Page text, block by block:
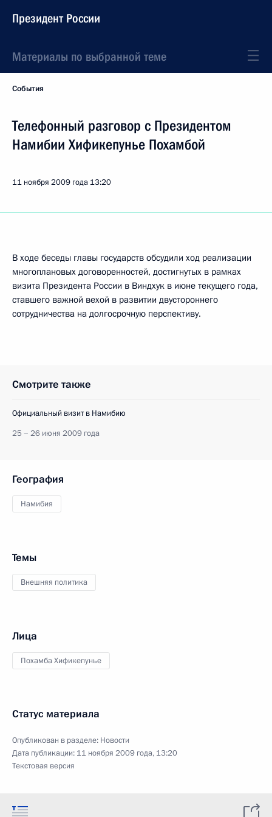
Президент России
Материалы по выбранной теме
События
Телефонный разговор с Президентом
Намибии Хификепунье Похамбой
11 ноября 2009 года 13:20
В ходе беседы главы государств обсудили ход реализации
многоплановых договоренностей, достигнутых в рамках
визита Президента России в Виндхук в июне текущего года,
ставшего важной вехой в развитии двустороннего
сотрудничества на долгосрочную перспективу.
Смотрите также
Официальный визит в Намибию
25 − 26 июня 2009 года
География
Намибия
Темы
Внешняя политика
Лица
Похамба Хификепунье
Статус материала
Опубликован в разделе: Новости
Дата публикации: 11 ноября 2009 года, 13:20
Текстовая версия